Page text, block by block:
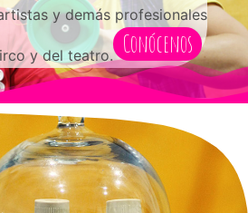
y demás profesionales
y del teatro. Conócenos